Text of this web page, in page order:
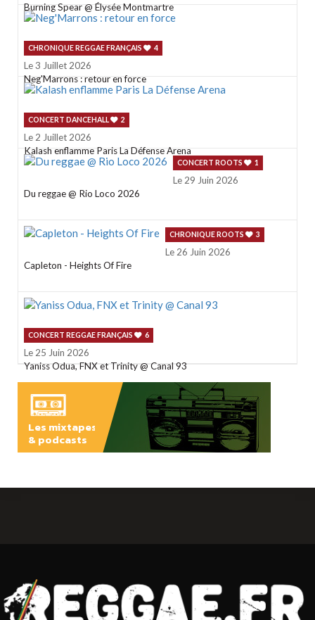
Burning Spear @ Élysée Montmartre
CHRONIQUE REGGAE FRANÇAIS 4
Le 3 Juillet 2026
Neg'Marrons : retour en force
CONCERT DANCEHALL 2
Le 2 Juillet 2026
Kalash enflamme Paris La Défense Arena
CONCERT ROOTS 1
Le 29 Juin 2026
Du reggae @ Rio Loco 2026
CHRONIQUE ROOTS 3
Le 26 Juin 2026
Capleton - Heights Of Fire
CONCERT REGGAE FRANÇAIS 6
Le 25 Juin 2026
Yaniss Odua, FNX et Trinity @ Canal 93
Les mixtapes
& podcasts